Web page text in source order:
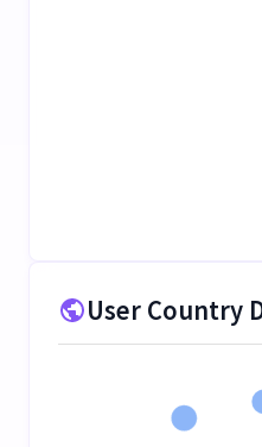
User Country